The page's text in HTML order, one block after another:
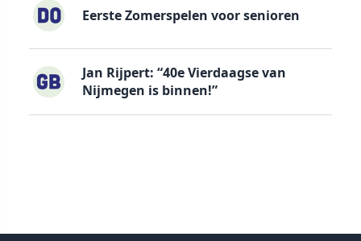
Eerste Zomerspelen voor senioren
Jan Rijpert: “40e Vierdaagse van
Nijmegen is binnen!”